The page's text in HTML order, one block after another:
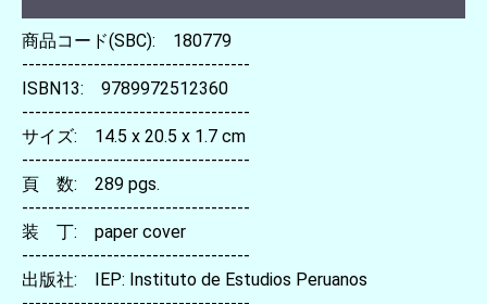
商品コード(SBC): 180779
-----------------------------------
ISBN13: 9789972512360
-----------------------------------
サイズ: 14.5 x 20.5 x 1.7 cm
-----------------------------------
頁 数: 289 pgs.
-----------------------------------
装 丁: paper cover
-----------------------------------
出版社: IEP: Instituto de Estudios Peruanos